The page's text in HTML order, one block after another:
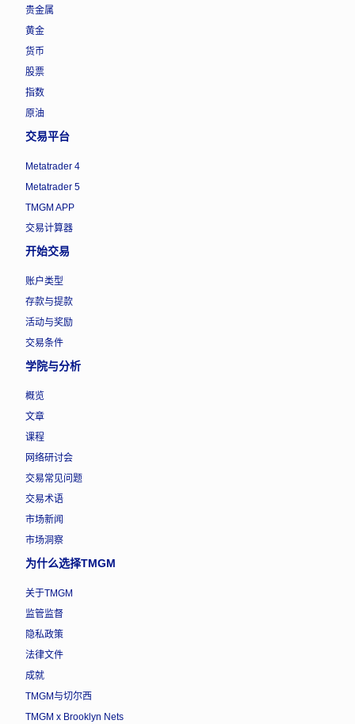
贵金属
黄金
货币
股票
指数
原油
交易平台
Metatrader 4
Metatrader 5
TMGM APP
交易计算器
开始交易
账户类型
存款与提款
活动与奖励
交易条件
学院与分析
概览
文章
课程
网络研讨会
交易常见问题
交易术语
市场新闻
市场洞察
为什么选择TMGM
关于TMGM
监管监督
隐私政策
法律文件
成就
TMGM与切尔西
TMGM x Brooklyn Nets